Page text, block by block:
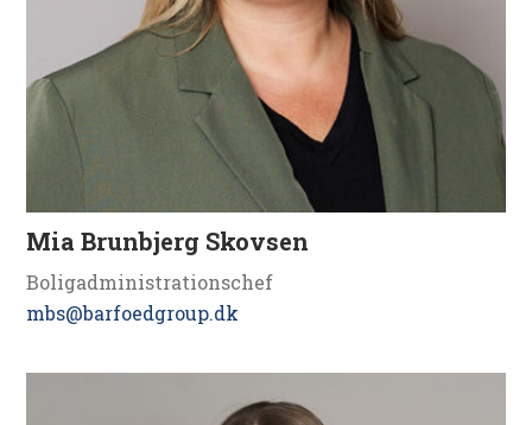
Mia Brunbjerg Skovsen
Boligadministrationschef
mbs@barfoedgroup.dk